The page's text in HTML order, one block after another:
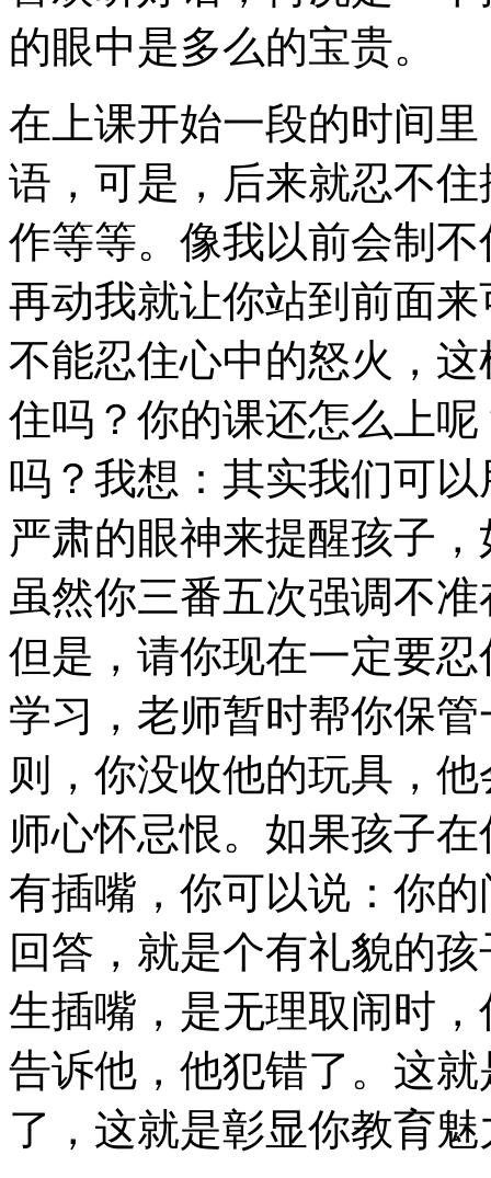
的眼中是多么的宝贵。
在上课开始一段的时间
语，可是，后来就忍不
作等等。像我以前会制
再动我就让你站到前面
不能忍住心中的怒火，
住吗？你的课还怎么上
吗？我想：其实我们可
严肃的眼神来提醒孩子
虽然你三番五次强调不
但是，请你现在一定要
学习，老师暂时帮你保
则，你没收他的玩具，
师心怀忌恨。如果孩子
有插嘴，你可以说：你
回答，就是个有礼貌的
生插嘴，是无理取闹时
告诉他，他犯错了。这
了，这就是彰显你教育